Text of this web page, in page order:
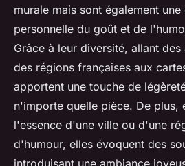
murale mais sont également
personnelle du goût et de
Grâce à leur diversité, allant
des régions françaises aux
apportent une touche de
n'importe quelle pièce. De plus,
l'essence d'une ville ou d'une
d'humour, elles évoquent des
introduisant une ambiance